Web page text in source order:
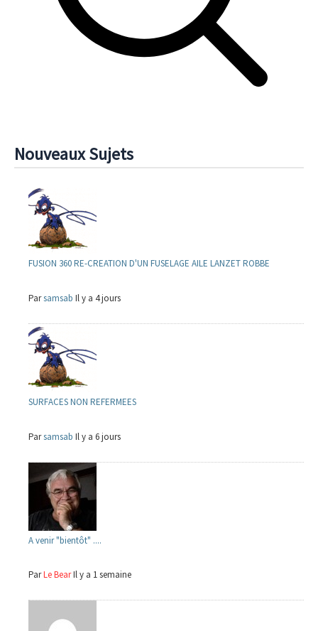
Nouveaux Sujets
FUSION 360 RE-CREATION D'UN FUSELAGE AILE LANZET ROBBE
Parsamsab Il y a 4 jours
SURFACES NON REFERMEES
Parsamsab Il y a 6 jours
A venir "bientôt" ....
ParLe BearIl y a 1 semaine